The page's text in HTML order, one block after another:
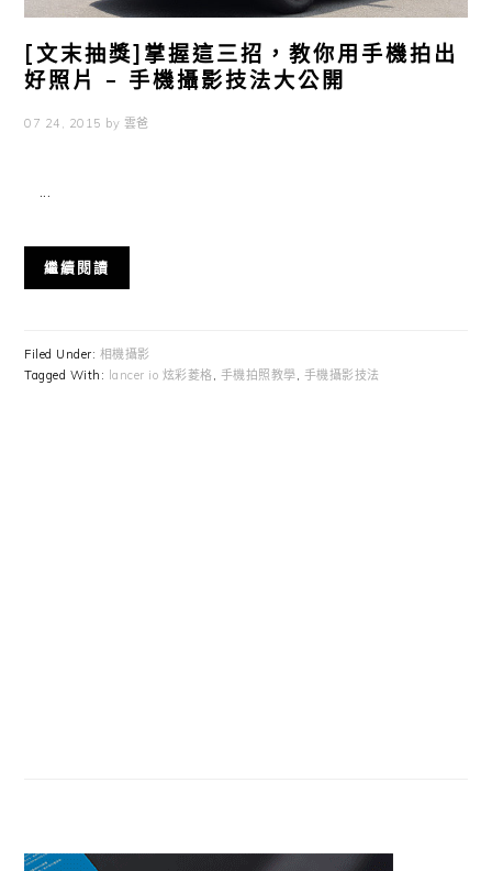
[文末抽獎]掌握這三招，教你用手機拍出
好照片 – 手機攝影技法大公開
07 24, 2015 by 雲爸
...
繼續閱讀
Filed Under: 相機攝影
Tagged With: lancer io 炫彩菱格, 手機拍照教學, 手機攝影技法